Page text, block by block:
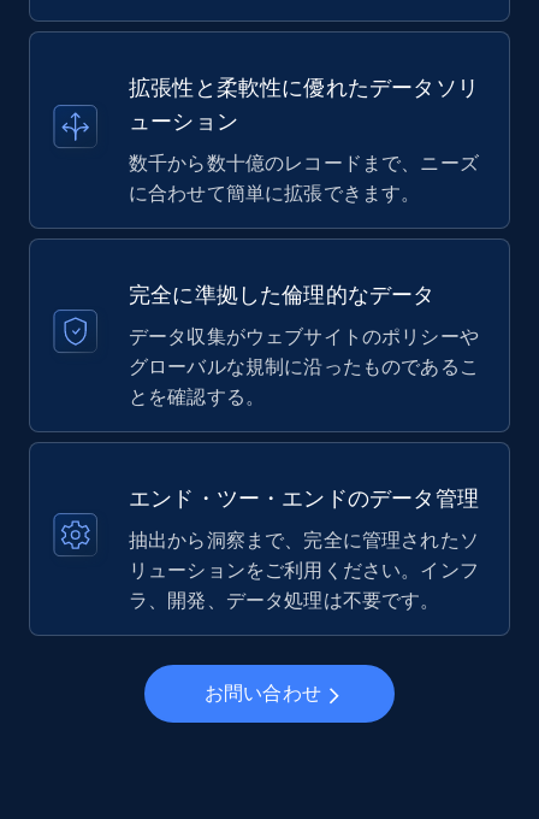
拡張性と柔軟性に優れたデータソリ
ューション
数千から数十億のレコードまで、ニーズ
に合わせて簡単に拡張できます。
完全に準拠した倫理的なデータ
データ収集がウェブサイトのポリシーや
グローバルな規制に沿ったものであるこ
とを確認する。
エンド・ツー・エンドのデータ管理
抽出から洞察まで、完全に管理されたソ
リューションをご利用ください。インフ
ラ、開発、データ処理は不要です。
お問い合わせ